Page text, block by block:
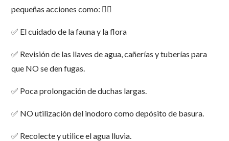
pequeñas acciones como: 👇🏿
✅ El cuidado de la fauna y la flora
✅ Revisión de las llaves de agua, cañerías y tuberías para
que NO se den fugas.
✅ Poca prolongación de duchas largas.
✅ NO utilización del inodoro como depósito de basura.
✅ Recolecte y utilice el agua lluvia.